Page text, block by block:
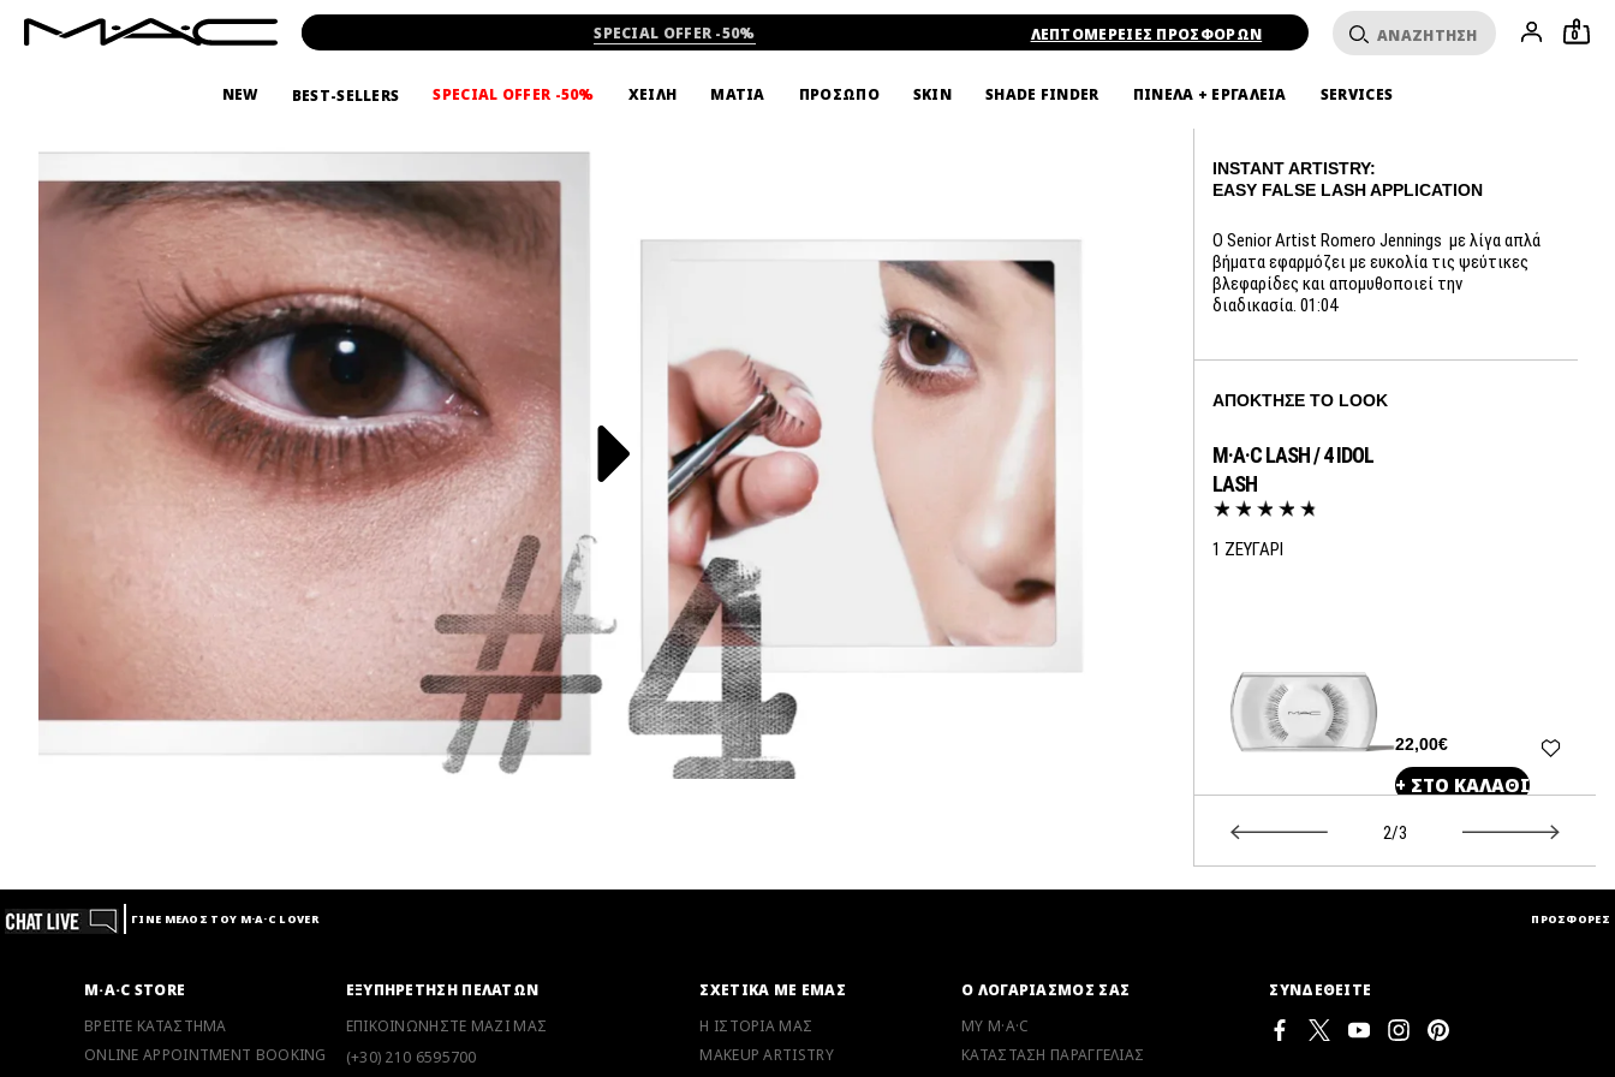
SPECIAL OFFER -50% ΛΕΠΤΟΜΕΡΕΙΕΣ ΠΡΟΣΦΟΡΩΝ 0
NEW BEST-SELLERS SPECIAL OFFER -50% ΧΕΙΛΗ ΜΑΤΙΑ ΠΡΟΣΩΠΟ SKIN SHADE FINDER ΠΙΝΕΛΑ + ΕΡΓΑΛΕΙΑ SERVICES
ΟΙ ARTISTS
INSTANT ARTISTRY:
EASY FALSE LASH APPLICATION
Ο Senior Artist Romero Jennings με λίγα απλά
βήματα εφαρμόζει με ευκολία τις ψεύτικες
βλεφαρίδες και απομυθοποιεί την
διαδικασία. 01:04
ΑΠΌΚΤΗΣΕ ΤΟ LOOK
TWEEZERS / SLANT
+ ΣΤΟ ΚΑΛΑΘΙ
DUO ADHESIVE
M·A·C LASH / 4 IDOL
LASH
1 ΖΕΥΓΑΡΙ
22,00€
+ ΣΤΟ ΚΑΛΑΘΙ
2/3
ΓΙΝΕ ΜΕΛΟΣ ΤΟΥ M·A·C LOVER ΠΡΟΣΦΟΡΕΣ
M·A·C STORE
ΒΡΕΙΤΕ ΚΑΤΑΣΤΗΜΑ
ONLINE APPOINTMENT BOOKING
ΕΞΥΠΗΡΕΤΗΣΗ ΠΕΛΑΤΩΝ
ΕΠΙΚΟΙΝΩΝΗΣΤΕ ΜΑΖΙ ΜΑΣ
(+30) 210 6595700
ΣΧΕΤΙΚΑ ΜΕ ΕΜΑΣ
Η ΙΣΤΟΡΙΑ ΜΑΣ
MAKEUP ARTISTRY
Ο ΛΟΓΑΡΙΑΣΜΟΣ ΣΑΣ
MY M·A·C
ΚΑΤΑΣΤΑΣΗ ΠΑΡΑΓΓΕΛΙΑΣ
ΣΥΝΔΕΘΕΙΤΕ